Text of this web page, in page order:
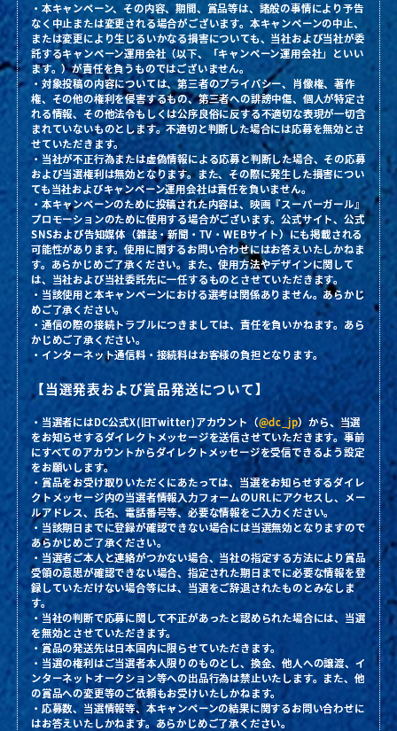
・本キャンペーン、その内容、期間、賞品等は、諸般の事情により予告
なく中止または変更される場合がございます。本キャンペーンの中止、
または変更により生じるいかなる損害についても、当社および当社が委
託するキャンペーン運用会社（以下、「キャンペーン運用会社」といい
ます。）が責任を負うものではございません。
・対象投稿の内容については、第三者のプライバシー、肖像権、著作
権、その他の権利を侵害するもの、第三者への誹謗中傷、個人が特定さ
れる情報、その他法令もしくは公序良俗に反する不適切な表現が一切含
まれていないものとします。不適切と判断した場合には応募を無効とさ
せていただきます。
・当社が不正行為または虚偽情報による応募と判断した場合、その応募
および当選権利は無効となります。また、その際に発生した損害につい
ても当社およびキャンペーン運用会社は責任を負いません。
・本キャンペーンのために投稿された内容は、映画『スーパーガール』
プロモーションのために使用する場合がございます。公式サイト、公式
SNSおよび告知媒体（雑誌・新聞・TV・WEBサイト）にも掲載される
可能性があります。使用に関するお問い合わせにはお答えいたしかねま
す。あらかじめご了承ください。また、使用方法やデザインに関して
は、当社および当社委託先に一任するものとさせていただきます。
・当該使用と本キャンペーンにおける選考は関係ありません。あらかじ
めご了承ください。
・通信の際の接続トラブルにつきましては、責任を負いかねます。あら
かじめご了承ください。
・インターネット通信料・接続料はお客様の負担となります。
【当選発表および賞品発送について】
・当選者にはDC公式X(旧Twitter)アカウント（@dc_jp）から、当選
をお知らせするダイレクトメッセージを送信させていただきます。事前
にすべてのアカウントからダイレクトメッセージを受信できるよう設定
をお願いします。
・賞品をお受け取りいただくにあたっては、当選をお知らせするダイレ
クトメッセージ内の当選者情報入力フォームのURLにアクセスし、メー
ルアドレス、氏名、電話番号等、必要な情報をご入力ください。
・当該期日までに登録が確認できない場合には当選無効となりますので
あらかじめご了承ください。
・当選者ご本人と連絡がつかない場合、当社の指定する方法により賞品
受領の意思が確認できない場合、指定された期日までに必要な情報を登
録していただけない場合等には、当選をご辞退されたものとみなしま
す。
・当社の判断で応募に関して不正があったと認められた場合には、当選
を無効とさせていただきます。
・賞品の発送先は日本国内に限らせていただきます。
・当選の権利はご当選者本人限りのものとし、換金、他人への譲渡、イ
ンターネットオークション等への出品行為は禁止いたします。また、他
の賞品への変更等のご依頼もお受けいたしかねます。
・応募数、当選情報等、本キャンペーンの結果に関するお問い合わせに
はお答えいたしかねます。あらかじめご了承ください。